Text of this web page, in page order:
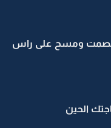
بصمت ومسح على راس
الحين